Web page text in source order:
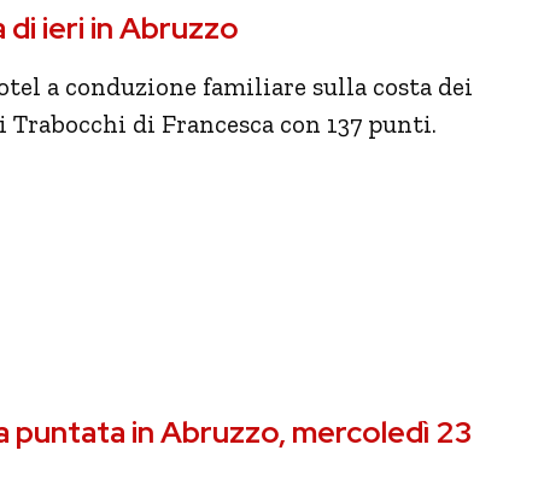
ieri in Abruzzo
a conduzione familiare sulla costa dei
di Francesca con 137 punti.
puntata in Abruzzo, mercoledì 23